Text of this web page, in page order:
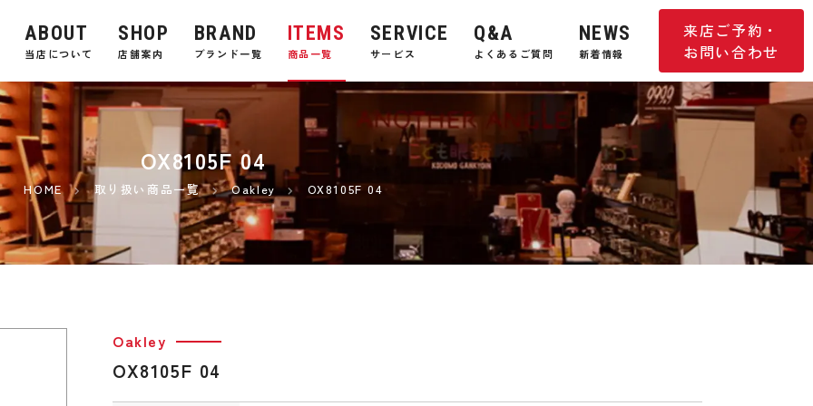
来店ご予約・
お問い合わせ
ABOUT
当店について
SHOP
店舗案内
BRAND
ブランド一覧
ITEMS
商品一覧
SERVICE
サービス
Q&A
よくあるご質問
NEWS
新着情報
OX8105F 04
HOME 取り扱い商品一覧 Oakley OX8105F 04
Oakley
OX8105F 04